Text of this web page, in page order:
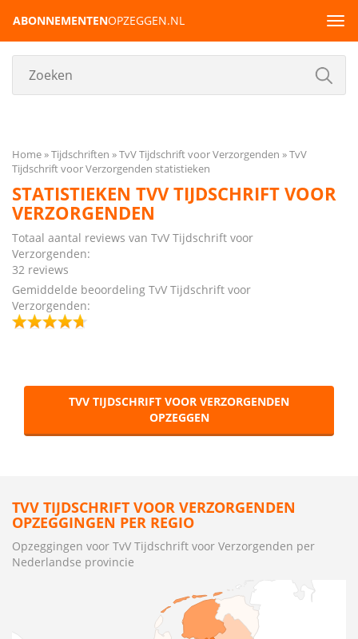
ABONNEMENTENOPZEGGEN.NL
Home Tijdschriften TvV Tijdschrift voor Verzorgenden
TvV
Tijdschrift voor Verzorgenden statistieken
STATISTIEKEN TVV TIJDSCHRIFT VOOR
VERZORGENDEN
Totaal aantal reviews van TvV Tijdschrift voor
Verzorgenden:
32 reviews
Gemiddelde beoordeling TvV Tijdschrift voor
Verzorgenden:
TVV TIJDSCHRIFT VOOR VERZORGENDEN
OPZEGGEN
TVV TIJDSCHRIFT VOOR VERZORGENDEN
OPZEGGINGEN PER REGIO
Opzeggingen voor TvV Tijdschrift voor Verzorgenden per
Nederlandse provincie